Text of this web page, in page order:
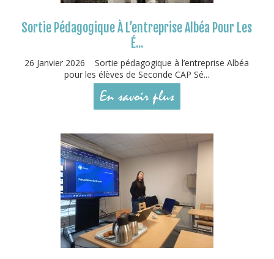
Sortie Pédagogique À L’entreprise Albéa Pour Les
É...
26 Janvier 2026 Sortie pédagogique à l’entreprise Albéa
pour les élèves de Seconde CAP Sé...
En savoir plus